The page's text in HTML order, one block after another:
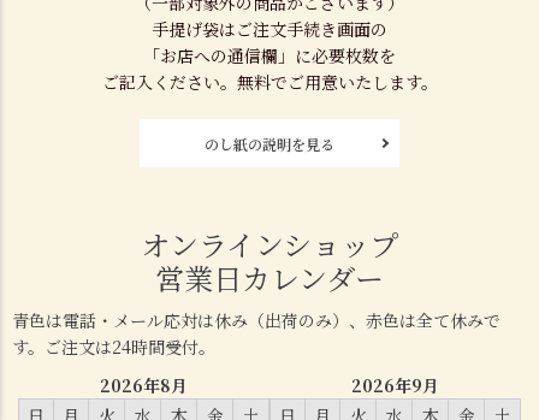
手提げ袋はご注文手続き画面の
「お店への通信欄」に必要枚数を
ご記入ください。無料でご用意いたします。
のし紙の説明を見る
オンラインショップ
営業日カレンダー
青色は電話・メール応対は休み（出荷のみ）、赤色は全て休みで
す。ご注文は24時間受付。
2026年8月
2026年9月